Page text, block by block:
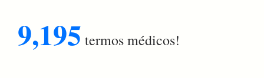
9,195 termos médicos!